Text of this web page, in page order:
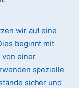
wir auf eine
beginnt mit
von einer
spezielle
sicher und